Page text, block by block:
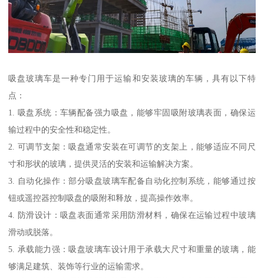
吸盘玻璃车是一种专门用于运输和安装玻璃的车辆，具有以下特
点：
1. 吸盘系统：车辆配备强力吸盘，能够牢固吸附玻璃表面，确保运
输过程中的安全性和稳定性。
2. 可调节支架：吸盘通常安装在可调节的支架上，能够适应不同尺
寸和形状的玻璃，提供灵活的安装和运输解决方案。
3. 自动化操作：部分吸盘玻璃车配备自动化控制系统，能够通过按
钮或遥控器控制吸盘的吸附和释放，提高操作效率。
4. 防滑设计：吸盘表面通常采用防滑材料，确保在运输过程中玻璃
滑动或脱落。
5. 承载能力强：吸盘玻璃车设计用于承载大尺寸和重量的玻璃，能
够满足建筑、装饰等行业的运输需求。